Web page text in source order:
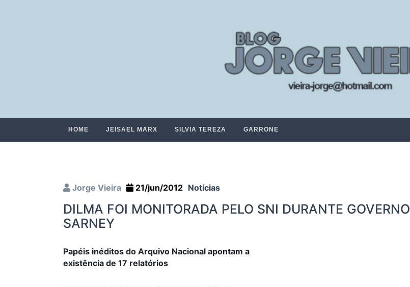
HOME JEISAEL MARX SILVIA TEREZA GARRONE
Jorge Vieira 21/jun/2012 Notícias
DILMA FOI MONITORADA PELO SNI DURANTE GOVERNO
SARNEY
Papéis inéditos do Arquivo Nacional apontam a
existência de 17 relatórios